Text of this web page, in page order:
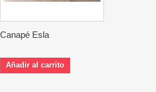
Canapé Esla
Añadir al carrito